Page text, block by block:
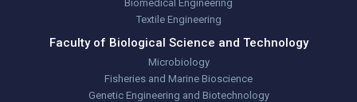
Biomedical Engineering
Textile Engineering
Faculty of Biological Science and Technology
Microbiology
Fisheries and Marine Bioscience
Genetic Engineering and Biotechnology